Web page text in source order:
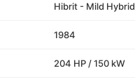
Hibrit - Mild Hybrid
1984
204 HP / 150 kW